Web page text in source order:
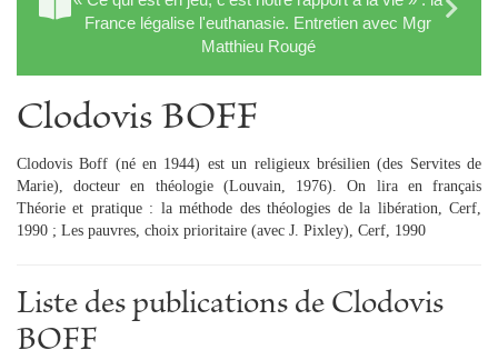
France légalise l'euthanasie. Entretien avec Mgr
Matthieu Rougé
Clodovis BOFF
Clodovis Boff (né en 1944) est un religieux brésilien (des Servites de
Marie), docteur en théologie (Louvain, 1976). On lira en français
Théorie et pratique : la méthode des théologies de la libération, Cerf,
1990 ; Les pauvres, choix prioritaire (avec J. Pixley), Cerf, 1990
Liste des publications de Clodovis
BOFF